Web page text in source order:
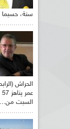
سنة، حسبما
الحراش
السبت من...